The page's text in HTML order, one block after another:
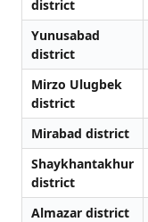
district
Yunusabad
district
Mirzo Ulugbek
district
Mirabad district
Shaykhantakhur
district
Almazar district